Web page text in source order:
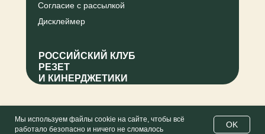
Мы используем файлы cookie на сайте, чтобы всё
работало безопасно и ничего не сломалось
OK
Дисклеймер
Согласие с рассылкой
РОССИЙСКИЙ КЛУБ
РЕЗЕТ
И КИНЕРДЖЕТИКИ